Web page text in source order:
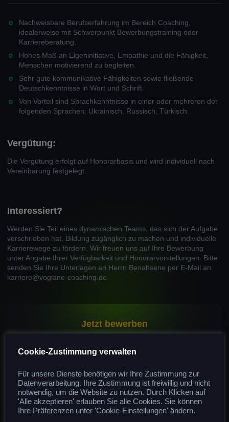
Nachweisbare Berufserfahrung im Bereich Coaching,
idealerweise mit Schwerpunkt Bewerbungstraining oder
Karriereberatung.
Hohes Maß an Eigeninitiative, Empathie und die Fähigkeit,
Menschen motivierend zu begleiten.
Sehr gute kommunikative Fähigkeiten sowie fließende
Deutschkenntnisse in Wort und Schrift.
Von Vorteil sind Sprachkenntnisse in einer oder mehreren der
folgenden Sprachen: Ukrainisch, Russisch, Türkisch.
Vergütung:
Die Vergütung erfolgt auf Honorarbasis und wird individuell nach
Vereinbarung festgelegt.
Interessiert?
Werden Sie Teil eines dynamischen Teams, das sich der Aufgabe
verschrieben hat, Bildung zugänglich zu machen und individuelle
Karrierewege zu fördern. Wir freuen uns auf Ihre Bewerbung
unter Angabe Ihrer Verfügbarkeit und Honorarvorstellungen. Bitte
senden Sie Ihre Unterlagen an Herrn Benahsene per E-Mail an:
karriere@voglane-coaching.de.
Jetzt bewerben
Anrede
Name*
Cookie-Zustimmung verwalten
Für unsere Dienste benötigen wir Ihre Zustimmung zur
Datenverarbeitung. Ihre Zustimmung ist freiwillig und nicht
notwendig, um die Website zu nutzen. Durch Klicken auf
'Alle akzeptieren' erlauben Sie alle Cookies. Sie können
Ihre Präferenzen unter 'Cookie-Einstellungen' ändern.